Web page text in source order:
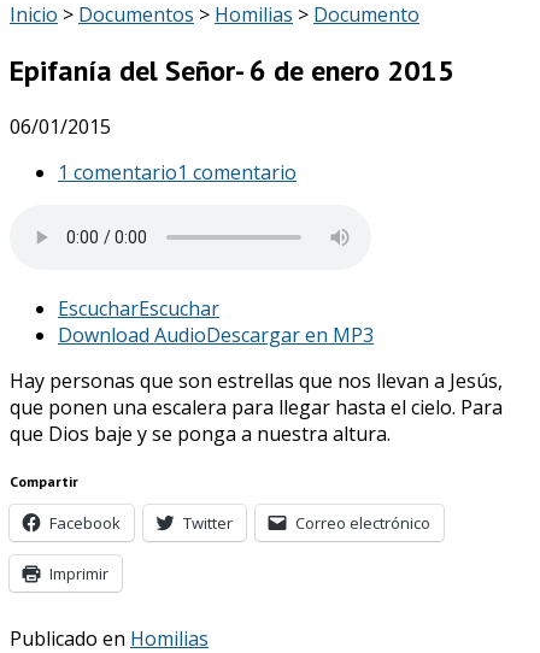
Inicio > Documentos > Homilias > Documento
Epifanía del Señor- 6 de enero 2015
06/01/2015
1 comentario1 comentario
EscucharEscuchar
Download AudioDescargar en MP3
Hay personas que son estrellas que nos llevan a Jesús,
que ponen una escalera para llegar hasta el cielo. Para
que Dios baje y se ponga a nuestra altura.
Compartir
Facebook Twitter Correo electrónico
Imprimir
Publicado en Homilias